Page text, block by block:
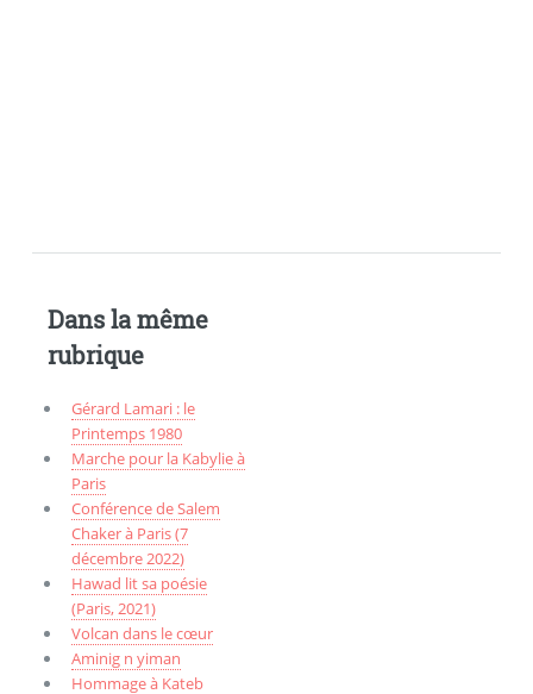
Dans la même
rubrique
Gérard Lamari : le
Printemps 1980
Marche pour la Kabylie à
Paris
Conférence de Salem
Chaker à Paris (7
décembre 2022)
Hawad lit sa poésie
(Paris, 2021)
Volcan dans le cœur
Aminig n yiman
Hommage à Kateb